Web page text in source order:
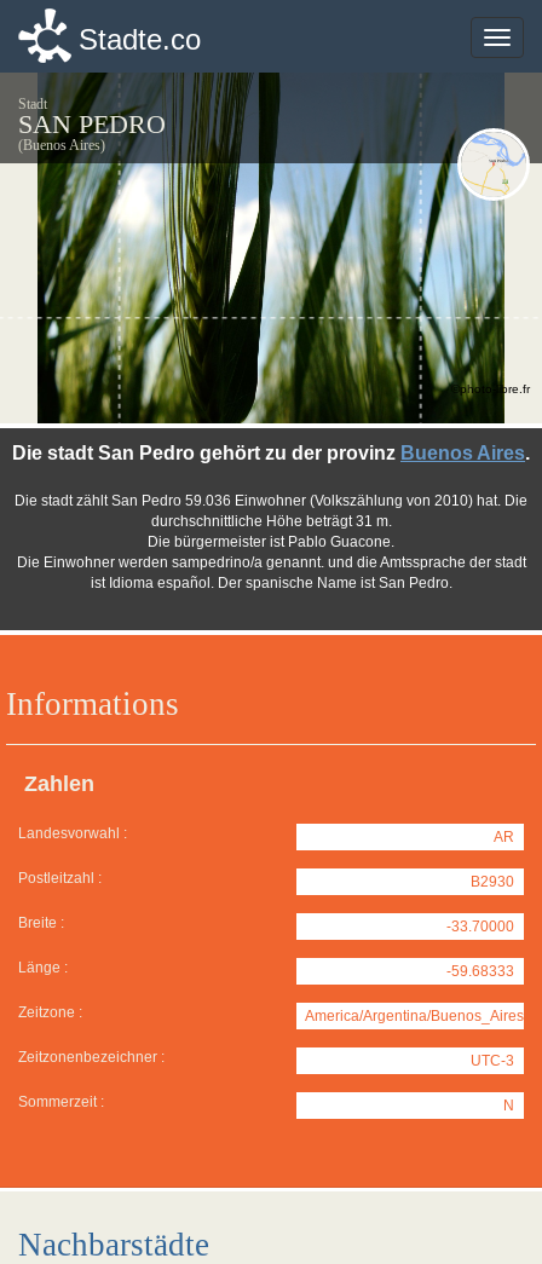
Toggle
Stadte.co
Stadt
SAN PEDRO
(Buenos Aires)
Informations
Zahlen
Landesvorwahl : AR
Postleitzahl : B2930
Breite : -33.70000
Länge : -59.68333
Zeitzone : America/Argentina/Buenos_Aires
Zeitzonenbezeichner : UTC-3
Sommerzeit : N
Die stadt San Pedro gehört zu der provinz Buenos Aires.
Die stadt zählt San Pedro 59.036 Einwohner (Volkszählung von 2010) hat. Die
durchschnittliche Höhe beträgt 31 m.
Die bürgermeister ist Pablo Guacone.
Die Einwohner werden sampedrino/a genannt. und die Amtssprache der stadt
ist Idioma español. Der spanische Name ist San Pedro.
©photo-libre.fr
Nachbarstädte
Toggle
Stadte.co